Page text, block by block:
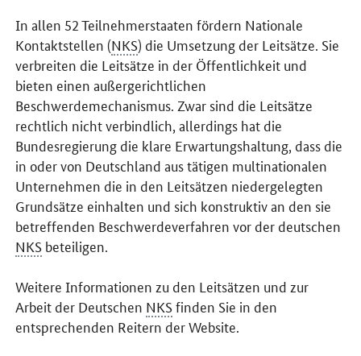
In allen 52 Teilnehmerstaaten fördern Nationale
Kontaktstellen (NKS) die Umsetzung der Leitsätze. Sie
verbreiten die Leitsätze in der Öffentlichkeit und
bieten einen außergerichtlichen
Beschwerdemechanismus. Zwar sind die Leitsätze
rechtlich nicht verbindlich, allerdings hat die
Bundesregierung die klare Erwartungshaltung, dass die
in oder von Deutschland aus tätigen multinationalen
Unternehmen die in den Leitsätzen niedergelegten
Grundsätze einhalten und sich konstruktiv an den sie
betreffenden Beschwerdeverfahren vor der deutschen
NKS beteiligen.
Weitere Informationen zu den Leitsätzen und zur
Arbeit der Deutschen NKSfinden Sie in den
entsprechenden Reitern der Website.